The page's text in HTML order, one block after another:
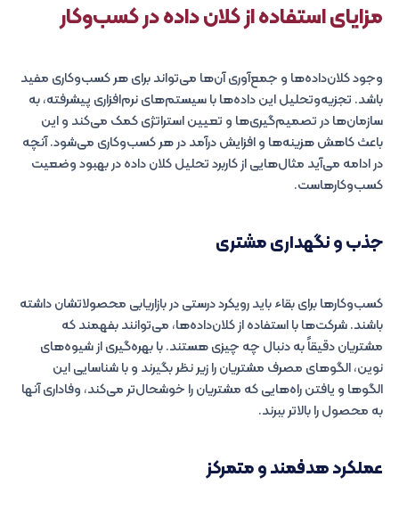
مزایای استفاده از کلان‌ داده در کسب‌وکار
وجود کلان‌داده‌ها و جمع‌آوری آن‌ها می‌تواند برای هر کسب‌وکاری مفید
باشد. تجزیه‌وتحلیل این داده‌ها با سیستم‌های نرم‌افزاری پیشرفته، به
سازمان‌ها در تصمیم‌گیری‌ها و تعیین استراتژی کمک می‌کند و این
باعث کاهش هزینه‌ها و افزایش درآمد در هر کسب‌وکاری می‌شود. آنچه
در ادامه می‌آید مثال‌هایی از کاربرد تحلیل کلان‌ داده در بهبود وضعیت
کسب‌وکارهاست.
جذب و نگهداری مشتری
کسب‌وکارها برای بقاء باید رویکرد درستی در بازاریابی محصولاتشان داشته
باشند. شرکت‌ها با استفاده از کلان‌داده‌ها، می‌توانند بفهمند که
مشتریان دقیقاً به دنبال چه چیزی هستند. با بهره‌گیری از شیوه‌های
نوین، الگوهای مصرف مشتریان را زیر نظر بگیرند و با شناسایی این
الگوها و یافتن راه‌هایی که مشتریان را خوشحال‌تر می‌کند، وفاداری آنها
به محصول را بالاتر ببرند.
عملکرد هدفمند و متمرکز